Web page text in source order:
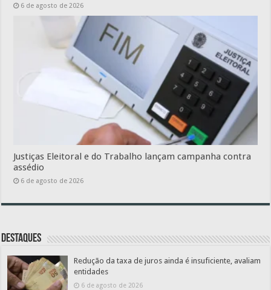
6 de agosto de 2026
Justiças Eleitoral e do Trabalho lançam campanha contra
assédio
6 de agosto de 2026
Destaques
Redução da taxa de juros ainda é insuficiente, avaliam
entidades
6 de agosto de 2026